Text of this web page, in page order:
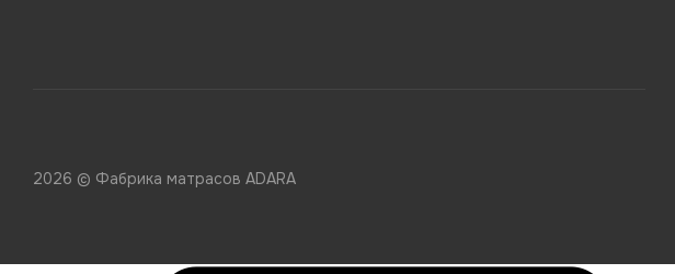
2026 © Фабрика матрасов ADARA